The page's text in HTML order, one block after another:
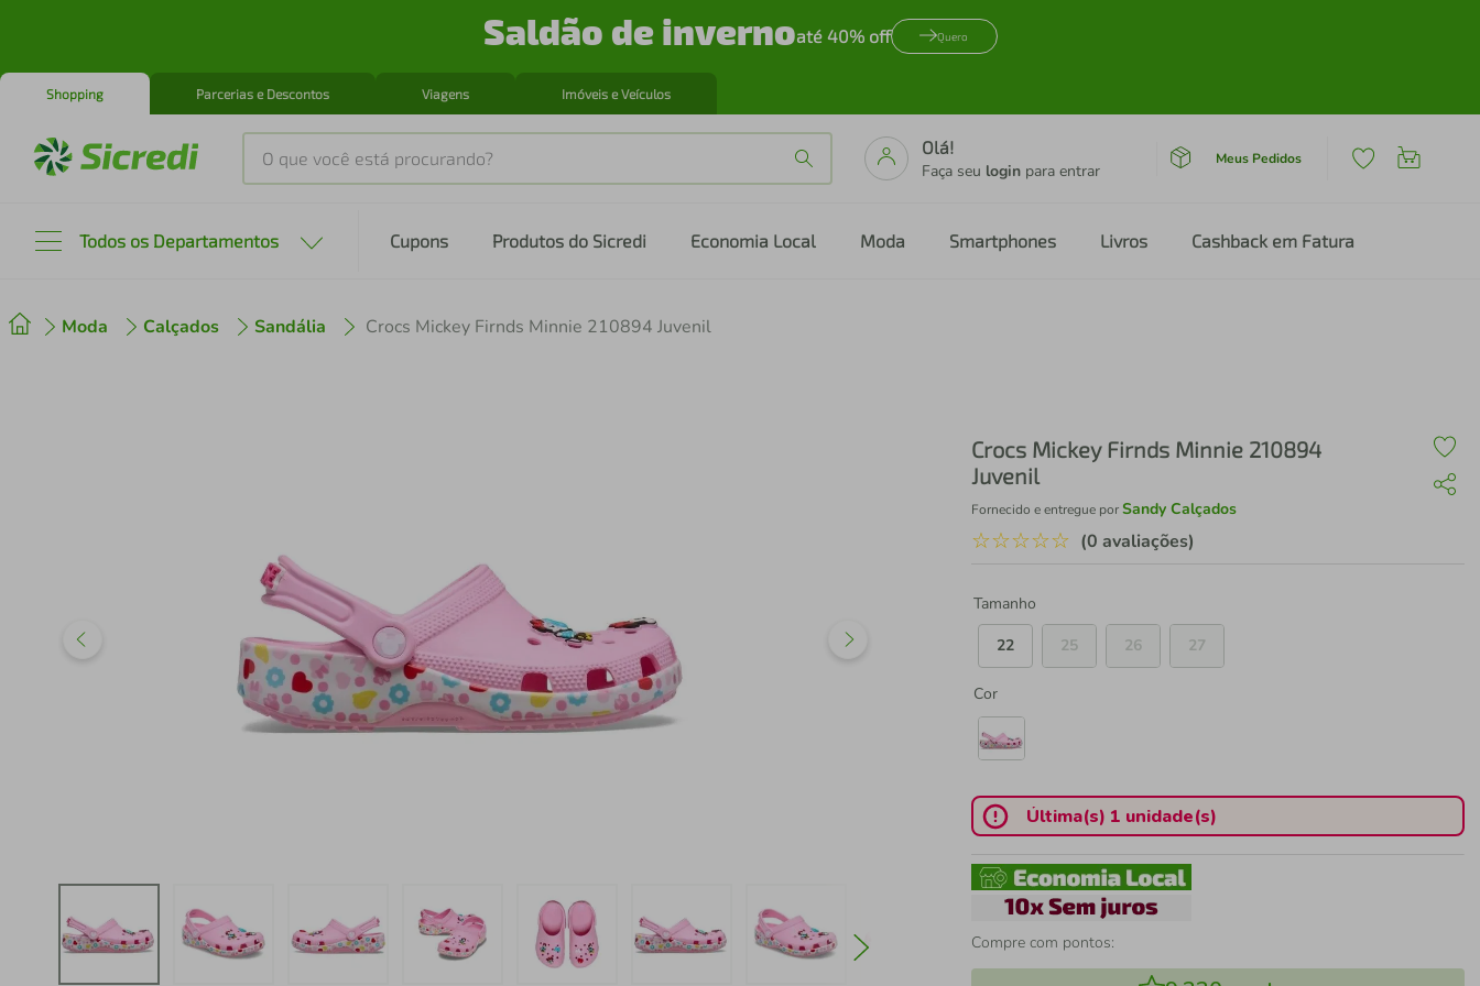
Saldão de invernoaté 40% off Quero
Shopping Parcerias e Descontos Viagens Imóveis e Veículos
O que você está procurando?
Olá!
Faça seu login para entrar
Meus Pedidos
Todos os Departamentos Cupons Produtos do Sicredi Economia Local Moda Smartphones Livros Cashback em Fatura
Moda Calçados Sandália Crocs Mickey Firnds Minnie 210894 Juvenil
Crocs Mickey Firnds Minnie 210894
Juvenil
Fornecido e entregue porSandy Calçados
☆☆☆☆☆ (0 avaliações)
Tamanho
22
25 26 27
Cor
Última(s) 1 unidade(s)
Compre com pontos:
2 cafeteira